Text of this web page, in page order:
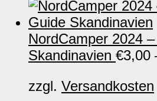
NordCamper 2024
Skandinavien €3,00
zzgl. Versandkosten